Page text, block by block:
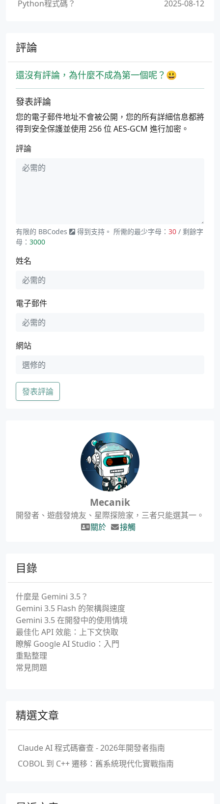
Python程式碼？
2025-08-12
評論
還沒有評論，為什麼不成為第一個呢？😃
發表評論
您的電子郵件地址不會被公開，您的所有詳細信息都將
得到安全保護並使用 256 位 AES-GCM 進行加密。
評論
有限的 BBCodes 得到支持。 所需的最少字母：30 / 剩餘字
母： 3000
姓名
電子郵件
網站
發表評論
Mecanik
開發者、遊戲發燒友、星際探險家，三者只能選其一。
關於
接觸
目錄
什麼是 Gemini 3.5？
Gemini 3.5 Flash 的架構與速度
Gemini 3.5 在開發中的使用情境
最佳化 API 效能：上下文快取
瞭解 Google AI Studio：入門
重點整理
常見問題
精選文章
Claude AI 程式碼審查 - 2026年開發者指南
COBOL 到 C++ 遷移：舊系統現代化實戰指南